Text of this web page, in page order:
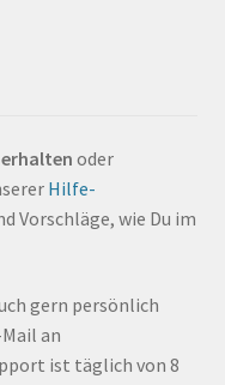
oder
Hilfe-
Vorschläge, wie Du im
gern persönlich
an
ist täglich von 8